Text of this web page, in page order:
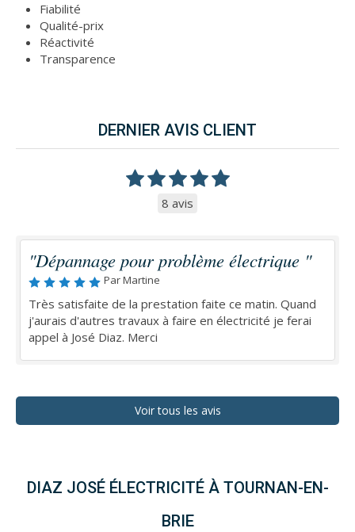
Fiabilité
Qualité-prix
Réactivité
Transparence
DERNIER AVIS CLIENT
8 avis
"Dépannage pour problème électrique "
Par Martine
Très satisfaite de la prestation faite ce matin. Quand
j'aurais d'autres travaux à faire en électricité je ferai
appel à José Diaz. Merci
Voir tous les avis
DIAZ JOSÉ ÉLECTRICITÉ À TOURNAN-EN-
BRIE